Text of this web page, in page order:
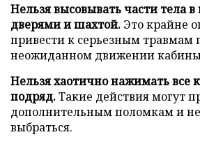
Нельзя высовывать части тела
дверями и шахтой. Это крайне
привести к серьезным травмам
неожиданном движении
Нельзя хаотично нажимать все
подряд.Такие действия могут
дополнительным поломкам и
выбраться.